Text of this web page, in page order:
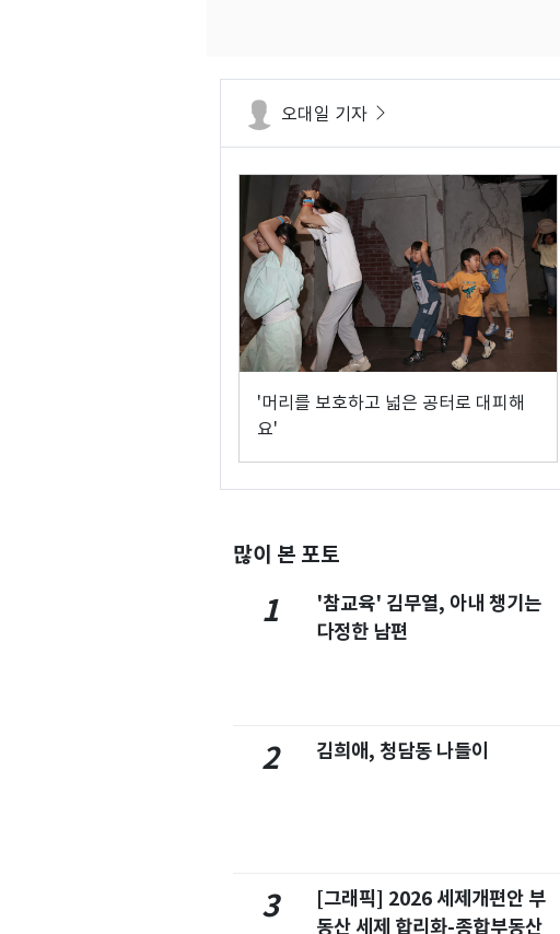
오대일 기자
'머리를 보호하고 넓은 공터로 대피해
요'
많이 본 포토
1
'참교육' 김무열, 아내 챙기는
다정한 남편
2 김희애, 청담동 나들이
3
[그래픽] 2026 세제개편안 부
동산 세제 합리화-종합부동산